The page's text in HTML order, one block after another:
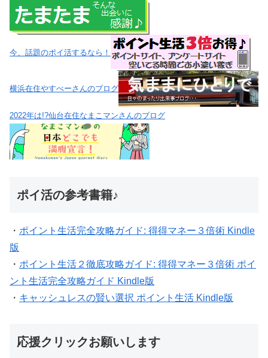
今、話題のポイ活するなら！
横浜在住やすべーさんのブログ
2022年は!?仙台在住なまこマンさんのブログ
ポイ活の参考書籍♪
・ ポイント生活完全攻略ガイド: 得得マネー３倍術 Kindle
版
・ ポイント生活２徹底攻略ガイド: 得得マネー３倍術 ポイ
ント生活完全攻略ガイド Kindle版
・ キャッシュレスの賢い選択 ポイント生活 Kindle版
応援クリックお願いします